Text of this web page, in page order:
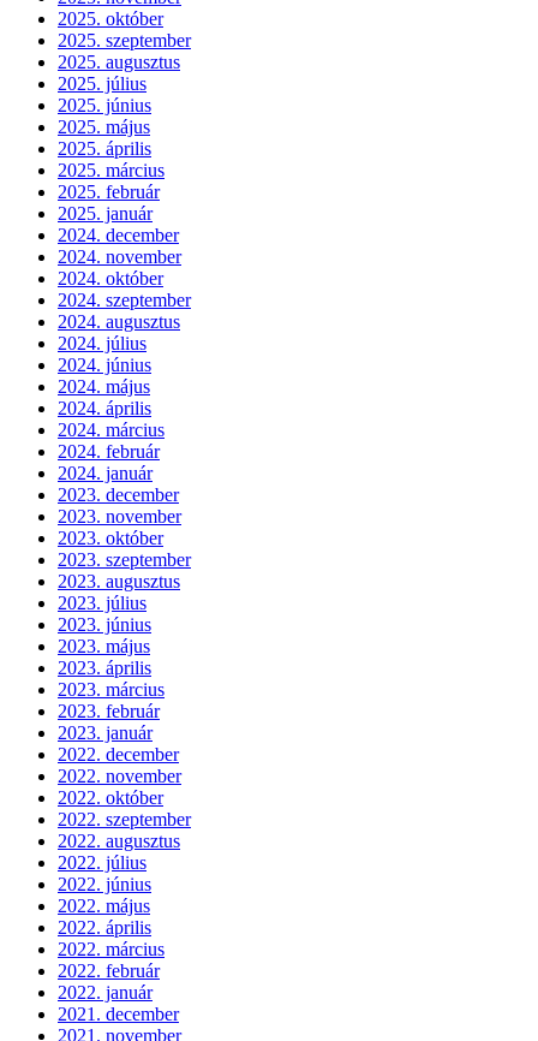
2025. október
2025. szeptember
2025. augusztus
2025. július
2025. június
2025. május
2025. április
2025. március
2025. február
2025. január
2024. december
2024. november
2024. október
2024. szeptember
2024. augusztus
2024. július
2024. június
2024. május
2024. április
2024. március
2024. február
2024. január
2023. december
2023. november
2023. október
2023. szeptember
2023. augusztus
2023. július
2023. június
2023. május
2023. április
2023. március
2023. február
2023. január
2022. december
2022. november
2022. október
2022. szeptember
2022. augusztus
2022. július
2022. június
2022. május
2022. április
2022. március
2022. február
2022. január
2021. december
2021. november